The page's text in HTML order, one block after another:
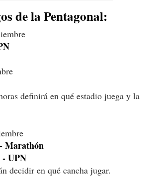
de la Pentagonal:
definirá en qué estadio juega y la
Marathón
UPN
decidir en qué cancha jugar.